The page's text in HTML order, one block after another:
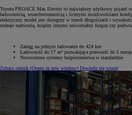
Toyota PROACE Max Electric to największy użytkowy pojazd
ładownością, wszechstronnością i licznymi możliwościami
elektryczny model jest dostępny w trzech długościach i
rodzaje nadwozia, między innymi uniwersalny furgon czy
Zasięg na jednym ładowaniu do 424 km
Ładowność do 17 m³ pozwalająca przewieźć do 5
Nowoczesne systemy bezpieczeństwa w standardzie
Zobacz cennik (Opens in new window) Dowiedz się więcej